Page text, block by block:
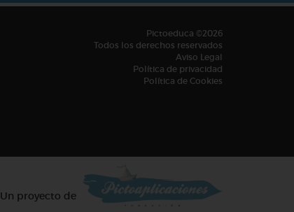
Pictoeduca ©2026
Todos los derechos reservados
Aviso Legal
Política de privacidad
Política de Cookies
Un proyecto de